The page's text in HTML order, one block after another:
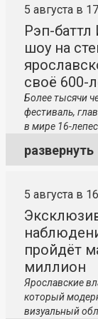
5 августа в
Рэп-баттл
шоу на
своё 600-
Более тысячи
фестиваль,
в мире 16-
развернуть
5 августа в
пройдёт
миллион
Ярославские
который
визуальный